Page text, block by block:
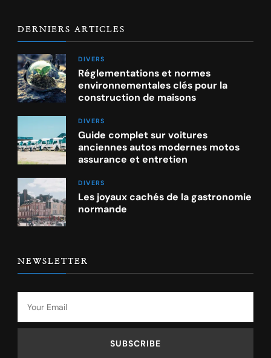
DERNIERS ARTICLES
DIVERS
Réglementations et normes
environnementales clés pour la
construction de maisons
DIVERS
Guide complet sur voitures
anciennes autos modernes motos
assurance et entretien
DIVERS
Les joyaux cachés de la gastronomie
normande
NEWSLETTER